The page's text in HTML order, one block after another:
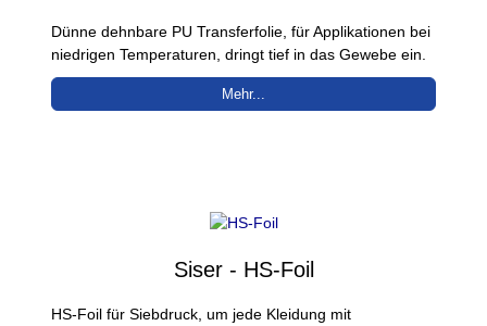
Dünne dehnbare PU Transferfolie, für Applikationen bei
niedrigen Temperaturen, dringt tief in das Gewebe ein.
Mehr...
Siser - HS-Foil
HS-Foil für Siebdruck, um jede Kleidung mit